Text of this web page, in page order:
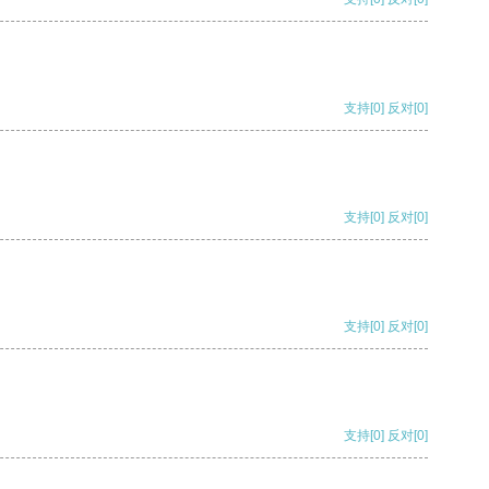
支持[0] 反对[0]
支持[0] 反对[0]
支持[0] 反对[0]
支持[0] 反对[0]